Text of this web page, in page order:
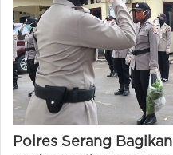
Polres Serang